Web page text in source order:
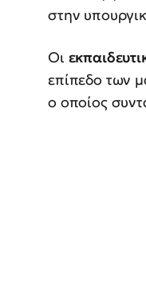
στην
Οι
επίπεδο των
ο οποίος